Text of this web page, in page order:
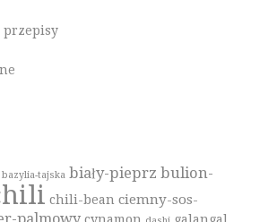
przepisy
bazylia-tajska biały-pieprz bulion-
chili-bean ciemny-sos-
palmowy cynamon galangal